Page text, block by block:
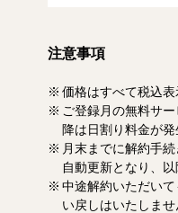
事をお読みいただ
注意事項
価格はすべて税込表
ご登録月の無料サ
降は日割り料金が発
月末までに解約手
自動更新となり、以
中途解約いただい
い戻しはいたしませ